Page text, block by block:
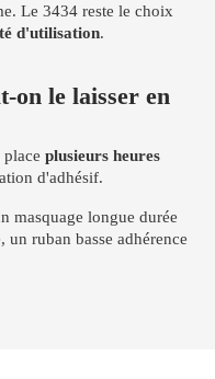
Le 3434 reste le choix
d'utilisation.
on le laisser en
plusieurs heures
d'adhésif.
masquage longue durée
ruban basse adhérence